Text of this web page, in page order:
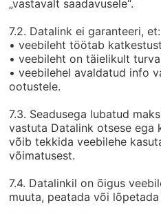
„vastavalt saadavusele“.
7.2. Datalink ei garanteeri, et:
• veebileht töötab
• veebileht on täielikult
• veebilehel avaldatud info
ootustele.
7.3. Seadusega lubatud
vastuta Datalink otsese ega
võib tekkida veebilehe
võimatusest.
7.4. Datalinkil on õigus
muuta, peatada või